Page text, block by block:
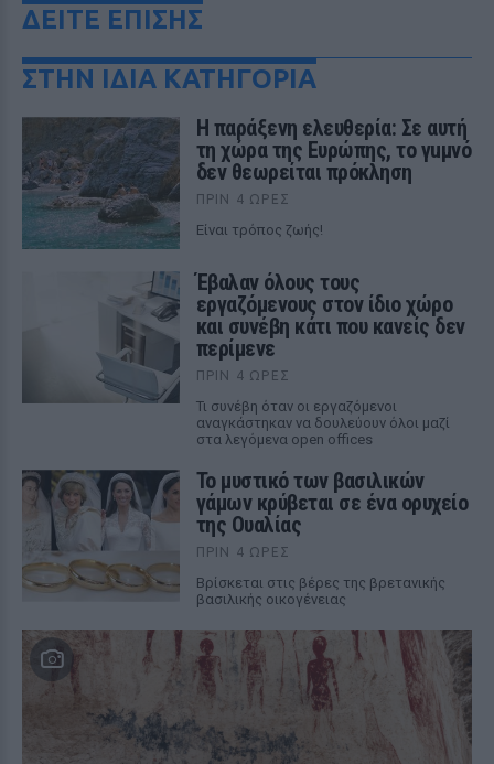
ΔΕΙΤΕ ΕΠΙΣΗΣ
ΣΤΗΝ ΙΔΙΑ ΚΑΤΗΓΟΡΙΑ
Η παράξενη ελευθερία: Σε αυτή
τη χώρα της Ευρώπης, το γuμνό
δεν θεωρείται πρόκληση
ΠΡΙΝ 4 ΏΡΕΣ
Είναι τρόπος ζωής!
Έβαλαν όλους τους
εργαζόμενους στον ίδιο χώρο
και συνέβη κάτι που κανείς δεν
περίμενε
ΠΡΙΝ 4 ΏΡΕΣ
Τι συνέβη όταν οι εργαζόμενοι
αναγκάστηκαν να δουλεύουν όλοι μαζί
στα λεγόμενα open offices
Το μυστικό των βασιλικών
γάμων κρύβεται σε ένα ορυχείο
της Ουαλίας
ΠΡΙΝ 4 ΏΡΕΣ
Βρίσκεται στις βέρες της βρετανικής
βασιλικής οικογένειας